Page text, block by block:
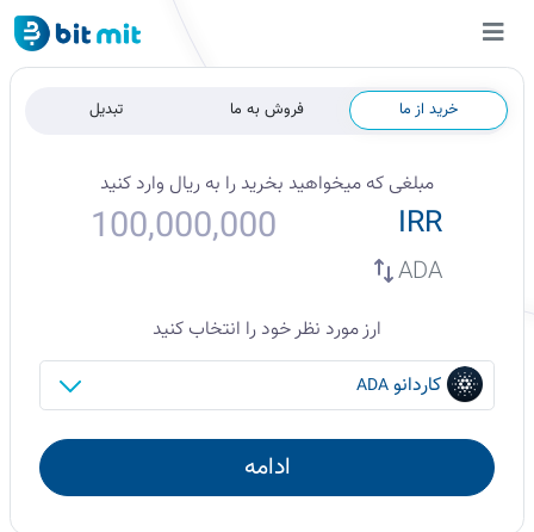
خرید از ما فروش به ما تبدیل
مبلغی که میخواهید بخرید را به ریال وارد کنید
IRR
ADA
ارز مورد نظر خود را انتخاب کنید
کاردانوADA
ادامه